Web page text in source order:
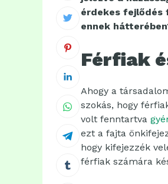
érdekes fejlődés
ennek
Férfiak
Ahogy a
szokás, hogy
volt fenntartva
ezt a fajta
hogy kifejezzék
férfiak számára